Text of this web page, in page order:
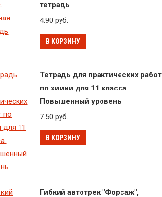
тетрадь
4.90руб.
В КОРЗИНУ
Тетрадь для практических работ
по химии для 11 класса.
Повышенный уровень
7.50руб.
В КОРЗИНУ
Гибкий автотрек "Форсаж",